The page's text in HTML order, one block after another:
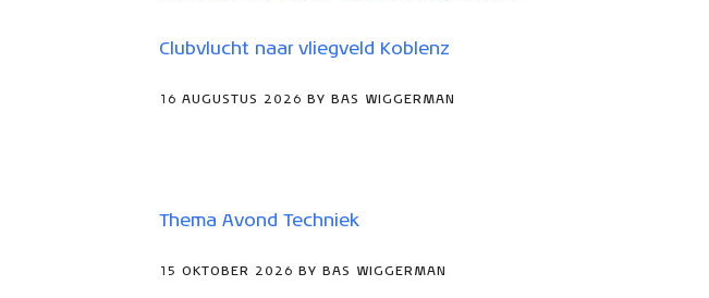
Clubvlucht naar vliegveld Koblenz
16 AUGUSTUS 2026 BY BAS WIGGERMAN
Thema Avond Techniek
15 OKTOBER 2026 BY BAS WIGGERMAN